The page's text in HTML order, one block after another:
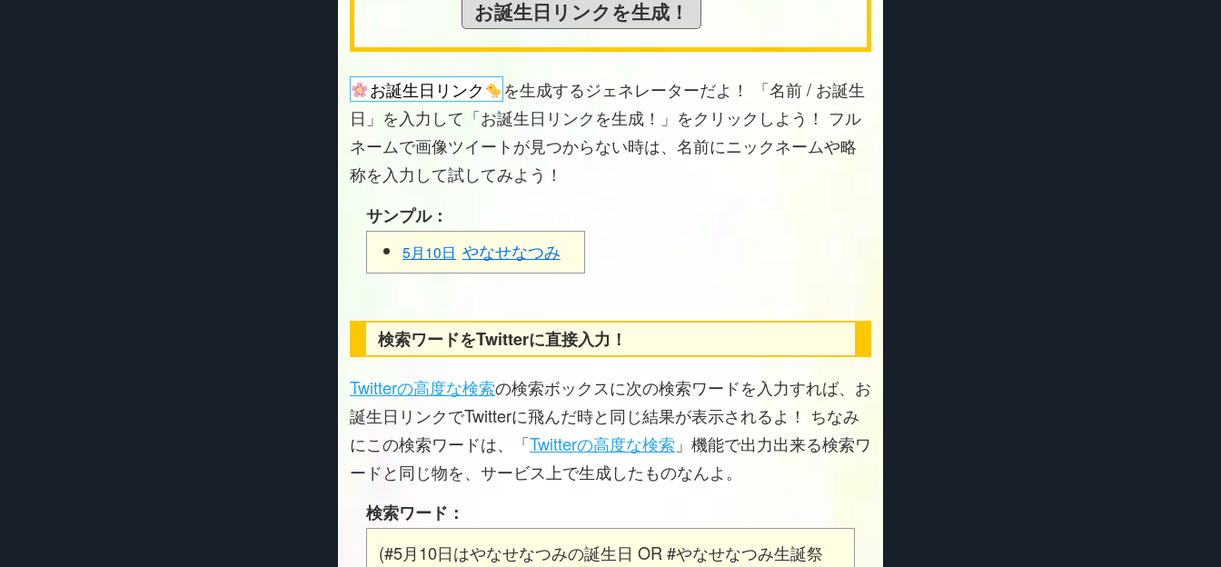
お誕生日リンク
を生成するジェネレーターだよ！ 「名前 / お誕生
日」を入力して「お誕生日リンクを生成！」をクリックしよう！ フル
ネームで画像ツイートが見つからない時は、名前にニックネームや略
称を入力して試してみよう！
サンプル：
5月10日 やなせなつみ
検索ワードをTwitterに直接入力！
Twitterの高度な検索の検索ボックスに次の検索ワードを入力すれば、お
誕生日リンクでTwitterに飛んだ時と同じ結果が表示されるよ！ ちなみ
にこの検索ワードは、「Twitterの高度な検索 」機能で出力出来る検索ワ
ードと同じ物を、サービス上で生成したものなんよ。
検索ワード：
(#5月10日はやなせなつみの誕生日 OR #やなせなつみ生誕祭